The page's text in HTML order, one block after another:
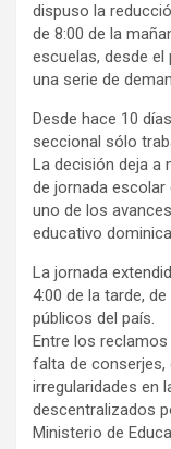
dispuso la
de 8:00 de la
escuelas, desde
una serie de
Desde hace 10
seccional sólo
La decisión deja a
de jornada
uno de los
educativo
La jornada
4:00 de la tarde,
públicos del país.
Entre los
falta de
irregularidades en
descentralizados
Ministerio de